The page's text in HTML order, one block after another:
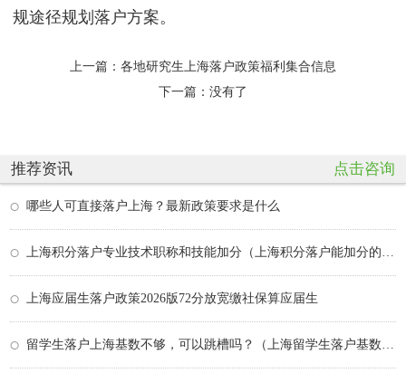
规途径规划落户方案。
上一篇： 各地研究生上海落户政策福利集合信息
下一篇：没有了
推荐资讯 点击咨询
哪些人可直接落户上海？最新政策要求是什么
上海应届生落户政策2026版72分放宽缴社保算应届生